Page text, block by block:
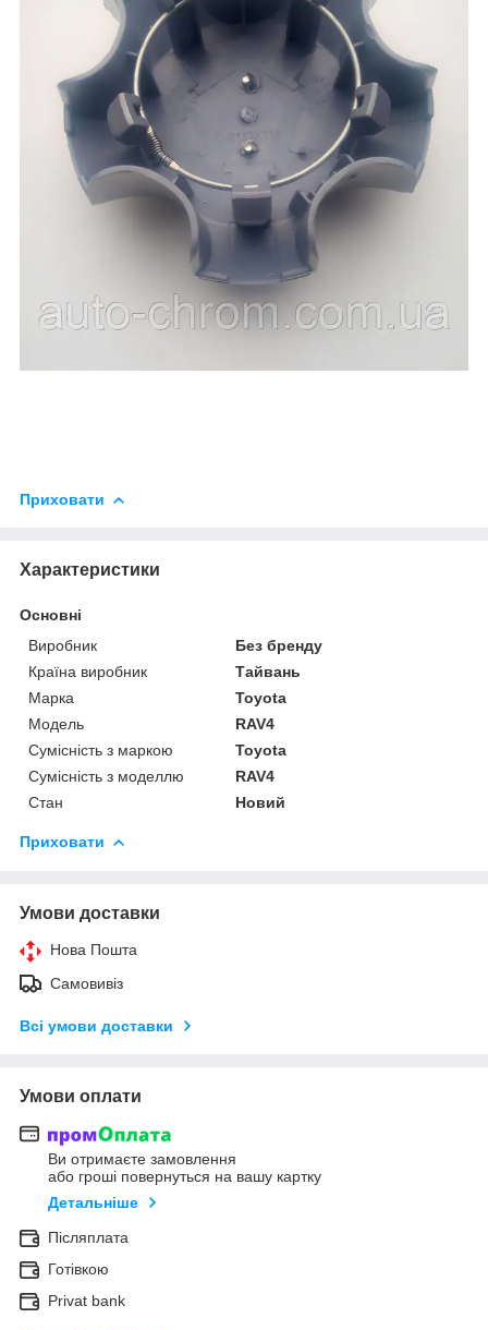
Приховати
Характеристики
Основні
Виробник
Без бренду
Країна виробник
Тайвань
Марка
Toyota
Модель
RAV4
Сумісність з маркою
Toyota
Сумісність з моделлю
RAV4
Стан
Новий
Приховати
Умови доставки
Нова Пошта
Самовивіз
Всі умови доставки
Умови оплати
Ви отримаєте замовлення
або гроші повернуться на вашу картку
Детальніше
Післяплата
Готівкою
Privat bank